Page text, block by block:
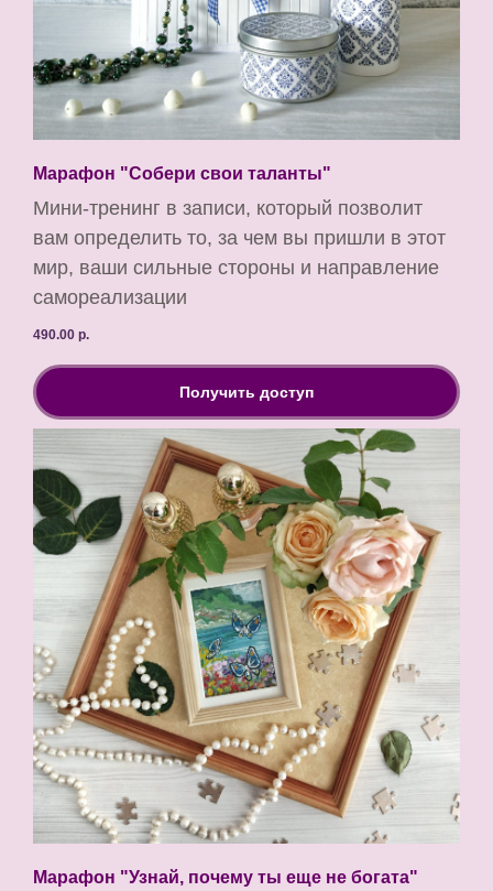
Марафон "Собери свои таланты"
Мини-тренинг в записи, который позволит
вам определить то, за чем вы пришли в этот
мир, ваши сильные стороны и направление
самореализации
490.00 р.
Получить доступ
Марафон "Узнай, почему ты еще не богата"